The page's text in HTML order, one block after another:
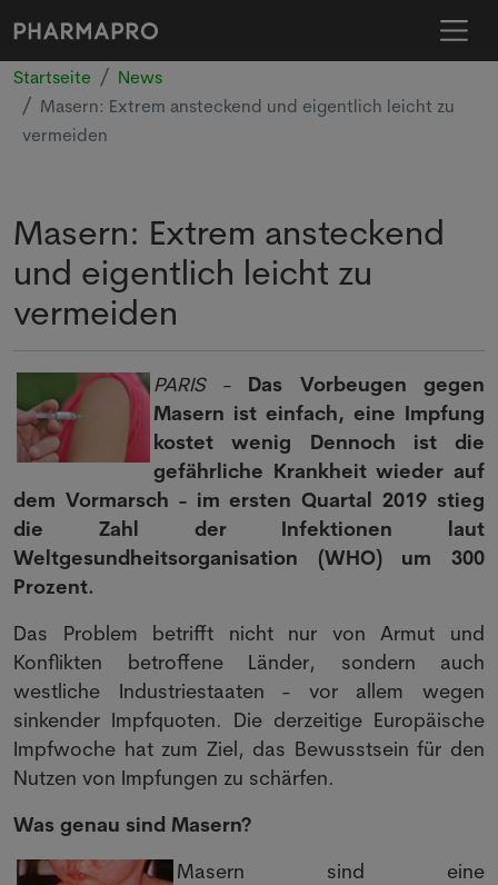
Startseite
News
Masern: Extrem ansteckend und eigentlich leicht zu
vermeiden
Masern: Extrem ansteckend
und eigentlich leicht zu
vermeiden
PARIS- Das Vorbeugen gegen
Masern ist einfach, eine Impfung
kostet wenig Dennoch ist die
gefährliche Krankheit wieder auf
dem Vormarsch - im ersten Quartal 2019 stieg
die Zahl der Infektionen laut
Weltgesundheitsorganisation (WHO) um 300
Prozent.
Das Problem betrifft nicht nur von Armut und
Konflikten betroffene Länder, sondern auch
westliche Industriestaaten - vor allem wegen
sinkender Impfquoten. Die derzeitige Europäische
Impfwoche hat zum Ziel, das Bewusstsein für den
Nutzen von Impfungen zu schärfen.
Was genau sind Masern?
Masern sind eine